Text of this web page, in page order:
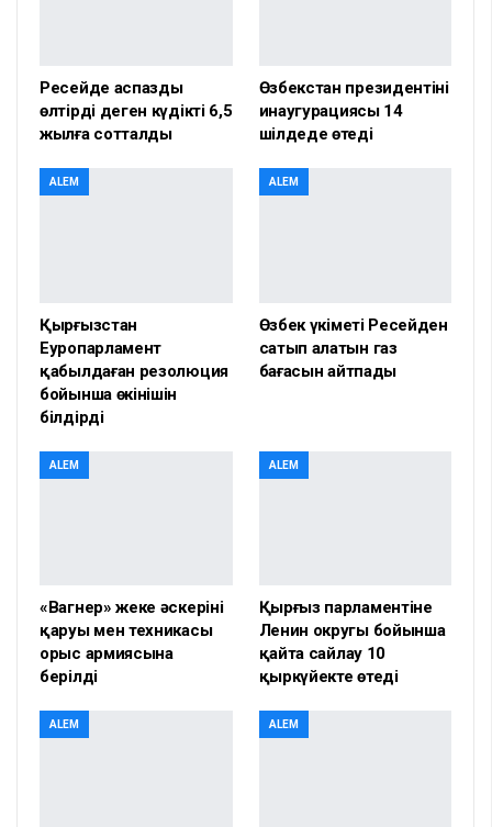
Ресейде аспазды
өлтірді деген күдікті 6,5
жылға сотталды
Өзбекстан президентінің
инаугурациясы 14
шілдеде өтеді
ALEM
Қырғызстан
Еуропарламент
қабылдаған резолюция
бойынша өкінішін
білдірді
ALEM
Өзбек үкіметі Ресейден
сатып алатын газ
бағасын айтпады
ALEM
«Вагнер» жеке әскерінің
қаруы мен техникасы
орыс армиясына
берілді
ALEM
Қырғыз парламентіне
Ленин округы бойынша
қайта сайлау 10
қыркүйекте өтеді
ALEM ALEM